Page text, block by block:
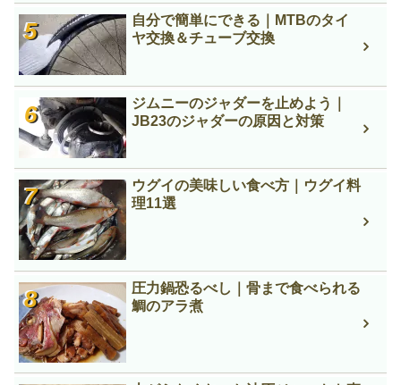
自分で簡単にできる｜MTBのタイ
ヤ交換＆チューブ交換
ジムニーのジャダーを止めよう｜
JB23のジャダーの原因と対策
ウグイの美味しい食べ方｜ウグイ料
理11選
圧力鍋恐るべし｜骨まで食べられる
鯛のアラ煮